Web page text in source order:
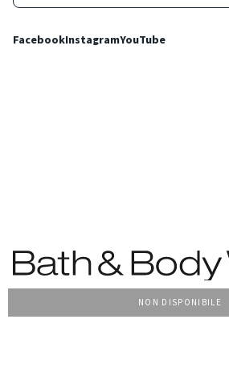
NON DISPONIBILE
FacebookInstagramYouTube
Condizioni Generali di venditaPrivacy Policy